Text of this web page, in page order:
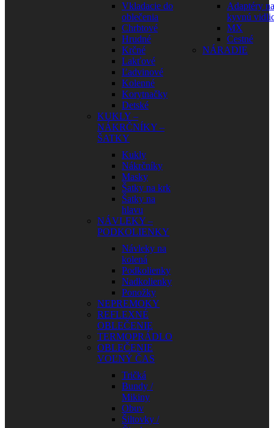
Vkladacie do
oblečenia
Chrbtové
Hrudné
Krčné
Lakťové
Ľadvinové
Kolenné
Korytnačky
Detské
KUKLY –
NÁKRČNÍKY –
ŠATKY
Kukly
Nákrčníky
Masky
Šatky na krk
Šatky na
hlavu
NÁVLEKY –
PODKOLIENKY
Návleky na
kolená
Podkolienky
Nadkolienky
Ponožky
NEPREMOKY
REFLEXNÉ
OBLEČENIE
TERMOPRÁDLO
OBLEČENIE
VOĽNÝ ČAS
Tričká
Bundy /
Mikiny
Obuv
Šiltovky /
Adaptéry na
kyvnú
MX
Cestné
NÁRADIE